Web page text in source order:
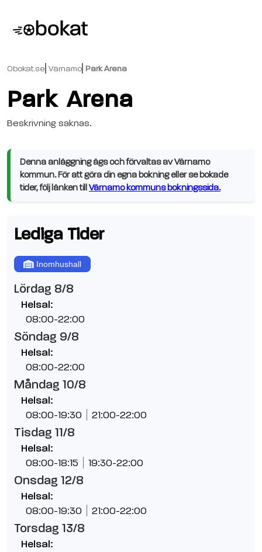
Obokat.se Värnamo Park Arena
Park Arena
Beskrivning saknas.
Denna anläggning ägs och förvaltas av Värnamo
kommun. För att göra din egna bokning eller se bokade
tider, följ länken till Värnamo kommuns bokningssida.
Lediga Tider
Inomhushall
Lördag 8/8
Helsal:
08:00-22:00
Söndag 9/8
Helsal:
08:00-22:00
Måndag 10/8
Helsal:
08:00-19:30 21:00-22:00
Tisdag 11/8
Helsal:
08:00-18:15 19:30-22:00
Onsdag 12/8
Helsal:
08:00-19:30 21:00-22:00
Torsdag 13/8
Helsal: